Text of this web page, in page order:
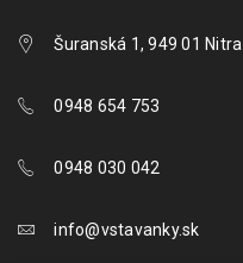
Šuranská 1, 949 01 Nitra
0948 654 753
0948 030 042
info@vstavanky.sk